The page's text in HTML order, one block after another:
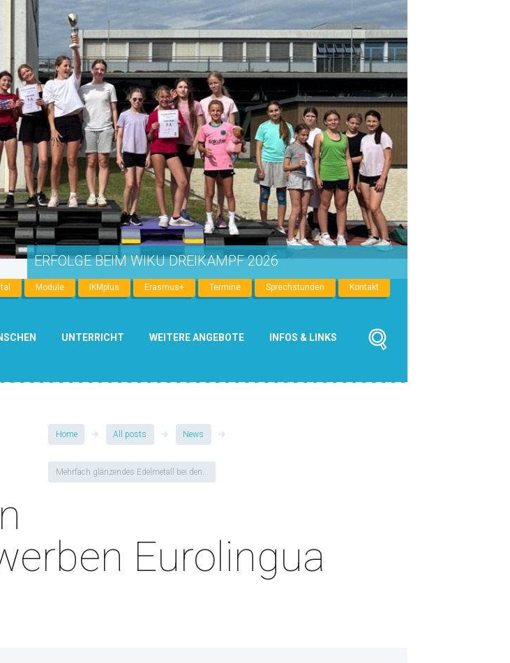
ERFOLGE BEIM WIKU DREIKAMPF 2026
Module IKMplus Erasmus+ Termine Sprechstunden Kontakt
UNTERRICHT WEITERE ANGEBOTE INFOS & LINKS
Home All posts News
Mehrfach glänzendes Edelmetall bei den...
Eurolingua